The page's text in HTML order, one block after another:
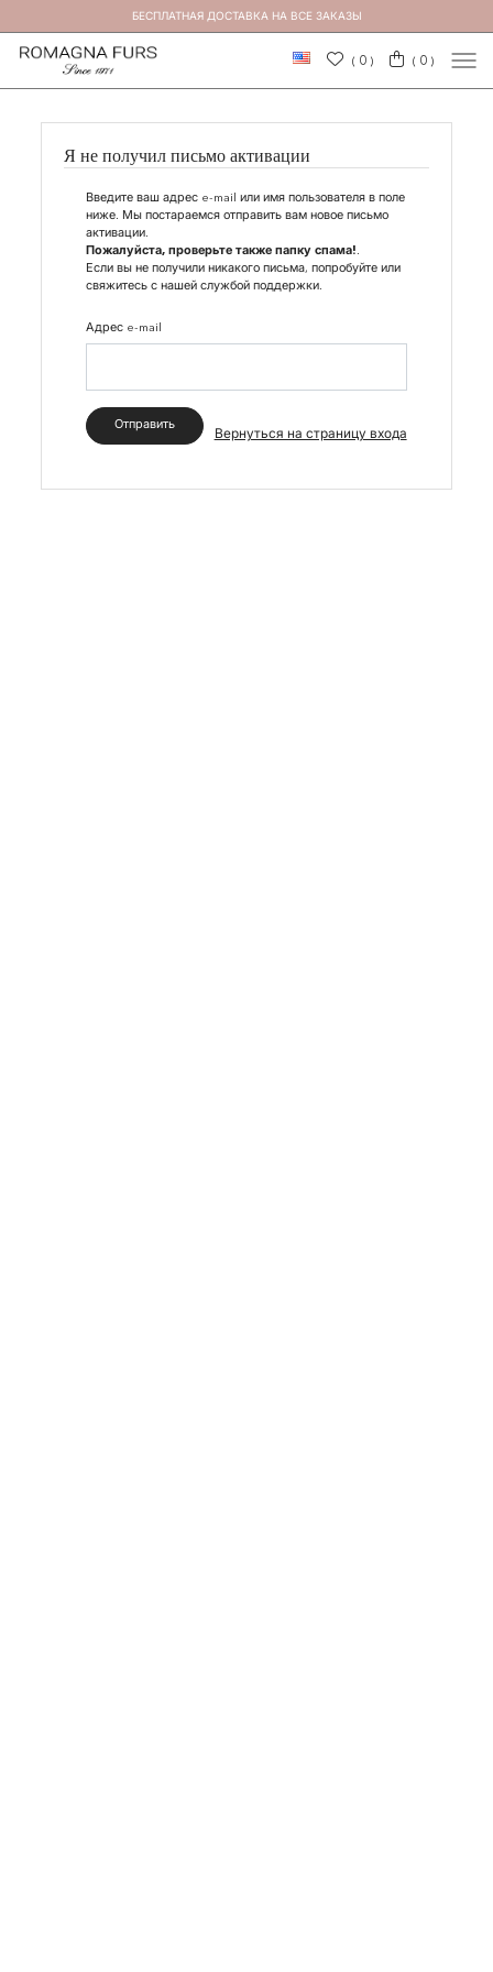
БЕСПЛАТНАЯ ДОСТАВКА НА ВСЕ ЗАКАЗЫ
( 0) ( 0 )
Я не получил письмо активации
Введите ваш адрес e-mail или имя пользователя в поле
ниже. Мы постараемся отправить вам новое письмо
активации.
Пожалуйста, проверьте также папку спама!.
Если вы не получили никакого письма, попробуйтеили
свяжитесь с нашей службой поддержки.
Адрес e-mail
Отправить
Вернуться на страницу входа